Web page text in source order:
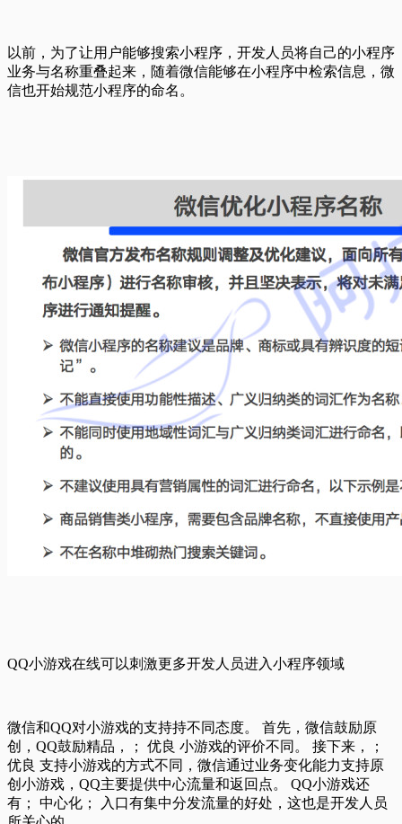
以前，为了让用户能够搜索小程序，开发人员将自己的小程序
业务与名称重叠起来，随着微信能够在小程序中检索信息，微
信也开始规范小程序的命名。
QQ小游戏在线可以刺激更多开发人员进入小程序领域
微信和QQ对小游戏的支持持不同态度。 首先，微信鼓励原
创，QQ鼓励精品，； 优良 小游戏的评价不同。 接下来，；
优良 支持小游戏的方式不同，微信通过业务变化能力支持原
创小游戏，QQ主要提供中心流量和返回点。 QQ小游戏还
有； 中心化； 入口有集中分发流量的好处，这也是开发人员